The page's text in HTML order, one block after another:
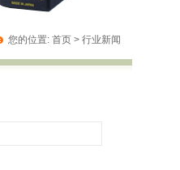
您的位置: 首页> 行业新闻